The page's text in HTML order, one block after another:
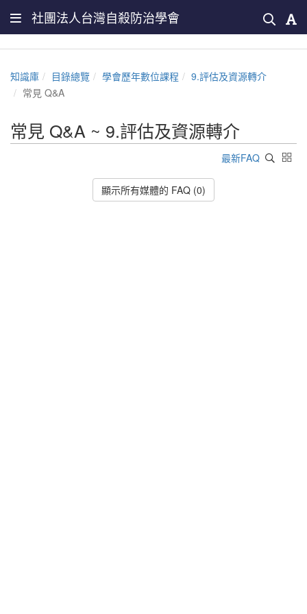
社團法人台灣自殺防治學會
知識庫 目錄總覽 學會歷年數位課程
9.評估及資源轉介
常見 Q&A
常見 Q&A ~ 9.評估及資源轉介
最新FAQ
顯示所有媒體的 FAQ (0)